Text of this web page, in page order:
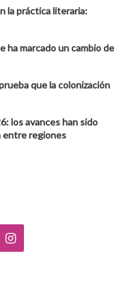
la práctica literaria:
ha marcado un cambio de
que la colonización
los avances han sido
entre regiones
Instagram